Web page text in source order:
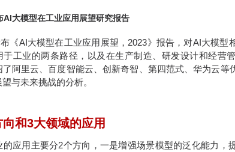
AI大模型在工业应用展望研究报告
《AI大模型在工业应用展望，2023》报告，对AI大模型
于工业的两条路径，以及在生产制造、研发设计和经营
了阿里云、百度智能云、创新奇智、第四范式、华为云等
与未来挑战的分析。
和3大领域的应用
的应用主要分2个方向，一是增强场景模型的泛化能力，